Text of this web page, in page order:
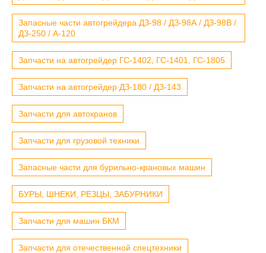
Запасные части автогрейдера ДЗ-98 / ДЗ-98А / ДЗ-98В /
ДЗ-250 / А-120
Запчасти на автогрейдер ГС-1402, ГС-1401, ГС-1805
Запчасти на автогрейдер ДЗ-180 / ДЗ-143
Запчасти для автокранов
Запчасти для грузовой техники
Запасные части для бурильно-крановых машин
БУРЫ, ШНЕКИ, РЕЗЦЫ, ЗАБУРНИКИ
Запчасти для машин БКМ
Запчасти для отечественной спецтехники